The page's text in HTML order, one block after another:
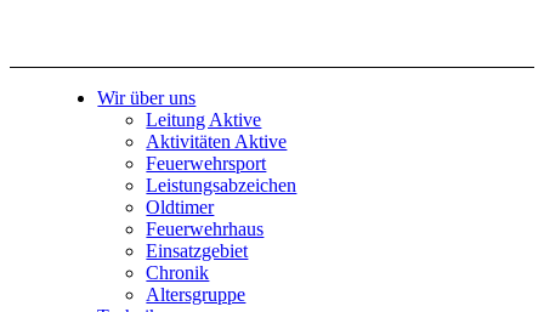
Wir über uns
Leitung Aktive
Aktivitäten Aktive
Feuerwehrsport
Leistungsabzeichen
Oldtimer
Feuerwehrhaus
Einsatzgebiet
Chronik
Altersgruppe